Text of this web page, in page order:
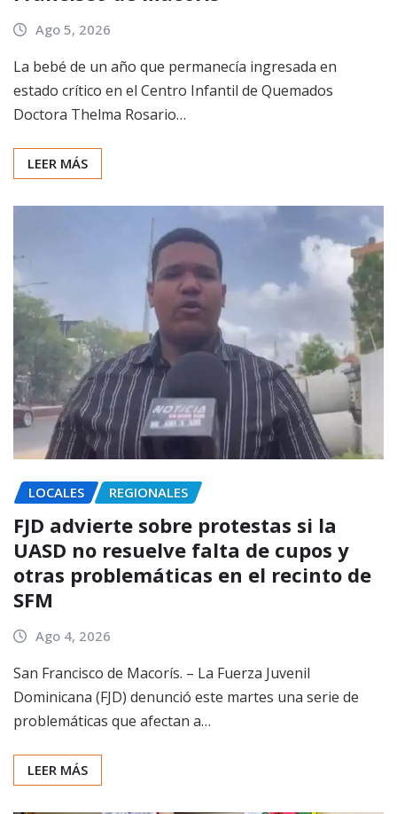
Ago 5, 2026
La bebé de un año que permanecía ingresada en
estado crítico en el Centro Infantil de Quemados
Doctora Thelma Rosario…
LEER MÁS
LOCALES REGIONALES
FJD advierte sobre protestas si la
UASD no resuelve falta de cupos y
otras problemáticas en el recinto de
SFM
Ago 4, 2026
San Francisco de Macorís. – La Fuerza Juvenil
Dominicana (FJD) denunció este martes una serie de
problemáticas que afectan a…
LEER MÁS